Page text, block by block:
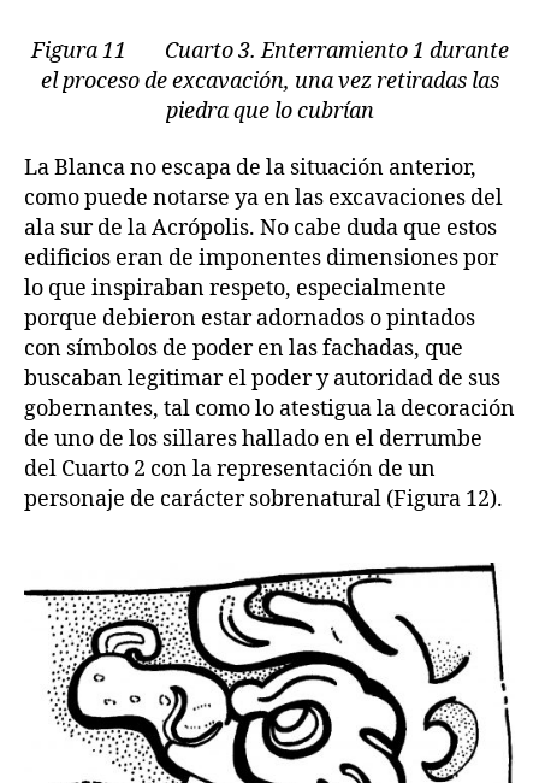
Figura 11 Cuarto 3. Enterramiento 1 durante
el proceso de excavación, una vez retiradas las
piedra que lo cubrían
La Blanca no escapa de la situación anterior,
como puede notarse ya en las excavaciones del
ala sur de la Acrópolis. No cabe duda que estos
edificios eran de imponentes dimensiones por
lo que inspiraban respeto, especialmente
porque debieron estar adornados o pintados
con símbolos de poder en las fachadas, que
buscaban legitimar el poder y autoridad de sus
gobernantes, tal como lo atestigua la decoración
de uno de los sillares hallado en el derrumbe
del Cuarto 2 con la representación de un
personaje de carácter sobrenatural (Figura 12).